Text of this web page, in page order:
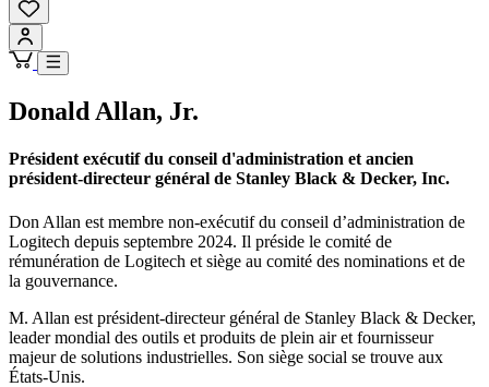
Donald Allan, Jr.
Président exécutif du conseil d'administration et ancien
président-directeur général de Stanley Black & Decker, Inc.
Don Allan est membre non-exécutif du conseil d’administration de
Logitech depuis septembre 2024. Il préside le comité de
rémunération de Logitech et siège au comité des nominations et de
la gouvernance.
M. Allan est président-directeur général de Stanley Black & Decker,
leader mondial des outils et produits de plein air et fournisseur
majeur de solutions industrielles. Son siège social se trouve aux
États-Unis.